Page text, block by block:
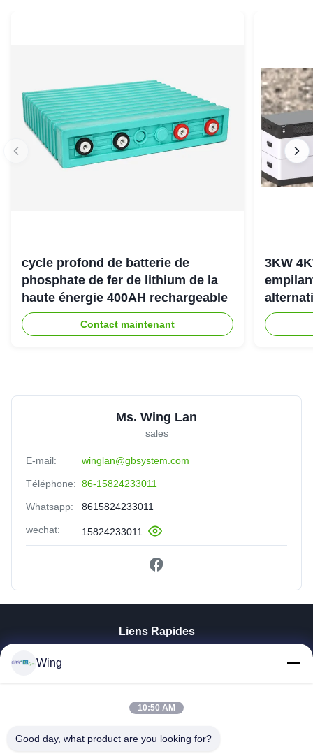
cycle profond de batterie de
phosphate de fer de lithium de la
haute énergie 400AH rechargeable
Contact maintenant
3KW
Ms. Wing Lan
sales
E-mail: winglan@gbsystem.com
Téléphone: 86-15824233011
Whatsapp: 8615824233011
wechat: 15824233011
Liens Rapides
Le Spectacle VR
Visite De L'usine
Wing
10:50 AM
Good day, what product are you looking for?